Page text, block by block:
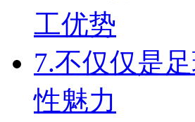
工优势
7.不仅仅是
性魅力